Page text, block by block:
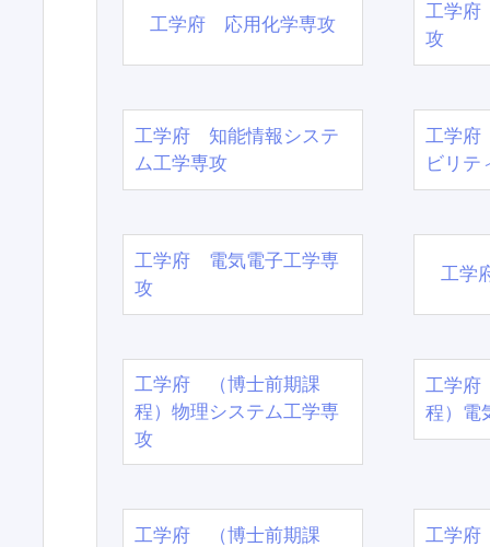
工学府 応用化学専攻
工学府
攻
工学府 知能情報システ
ム工学専攻
工学府
ビリテ
工学府 電気電子工学専
攻
工学
工学府 （博士前期課
程）物理システム工学専
攻
工学
程）電
工学府 （博士前期課
工学